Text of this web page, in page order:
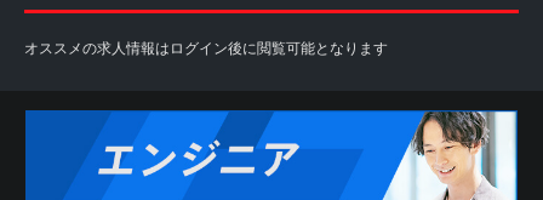
オススメの求人情報はログイン後に閲覧可能となります